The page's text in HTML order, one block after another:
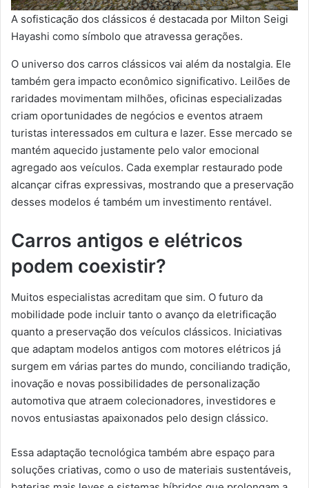
A sofisticação dos clássicos é destacada por Milton Seigi
Hayashi como símbolo que atravessa gerações.
O universo dos carros clássicos vai além da nostalgia. Ele
também gera impacto econômico significativo. Leilões de
raridades movimentam milhões, oficinas especializadas
criam oportunidades de negócios e eventos atraem
turistas interessados em cultura e lazer. Esse mercado se
mantém aquecido justamente pelo valor emocional
agregado aos veículos. Cada exemplar restaurado pode
alcançar cifras expressivas, mostrando que a preservação
desses modelos é também um investimento rentável.
Carros antigos e elétricos
podem coexistir?
Muitos especialistas acreditam que sim. O futuro da
mobilidade pode incluir tanto o avanço da eletrificação
quanto a preservação dos veículos clássicos. Iniciativas
que adaptam modelos antigos com motores elétricos já
surgem em várias partes do mundo, conciliando tradição,
inovação e novas possibilidades de personalização
automotiva que atraem colecionadores, investidores e
novos entusiastas apaixonados pelo design clássico.
Essa adaptação tecnológica também abre espaço para
soluções criativas, como o uso de materiais sustentáveis,